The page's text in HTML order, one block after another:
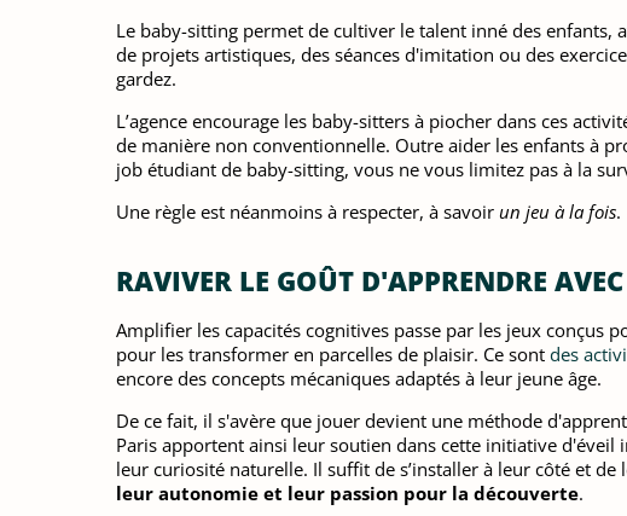
Le baby-sitting permet de cultiver le talent inné des
de projets artistiques, des séances d'imitation ou des
gardez.
L’agence encourage les baby-sitters à piocher dans ces
de manière non conventionnelle. Outre aider les enfants à
job étudiant de baby-sitting, vous ne vous limitez pas à la
Une règle est néanmoins à respecter, à savoir un jeu à la fois.
RAVIVER LE GOÛT D'APPRENDRE
Amplifier les capacités cognitives passe par les jeux conçus
pour les transformer en parcelles de plaisir. Ce sont des
encore des concepts mécaniques adaptés à leur jeune âge.
De ce fait, il s'avère que jouer devient une méthode
Paris apportent ainsi leur soutien dans cette initiative
leur curiosité naturelle. Il suffit de s’installer à leur côté et de
leur autonomie et leur passion pour la découverte.